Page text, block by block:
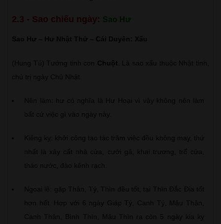
2.3 - Sao chiếu ngày: Sao Hư
Sao Hư – Hư Nhật Thử – Cái Duyên: Xấu
(Hung Tú) Tướng tinh con Chuột . Là sao xấu thuộc Nhật tinh,
chủ trị ngày Chủ Nhật.
Nên làm: hư có nghĩa là Hư Hoại vì vậy không nên làm
bất cứ việc gì vào ngày này.
Kiêng kỵ: khởi công tạo tác trăm việc đều không may, thứ
nhất là xây cất nhà cửa, cưới gả, khai trương, trổ cửa,
tháo nước, đào kênh rạch.
Ngoại lệ: gặp Thân, Tý, Thìn đều tốt, tại Thìn Đắc Địa tốt
hơn hết. Hợp với 6 ngày Giáp Tý, Canh Tý, Mậu Thân,
Canh Thân, Bình Thìn, Mậu Thìn ra còn 5 ngày kia kỵ